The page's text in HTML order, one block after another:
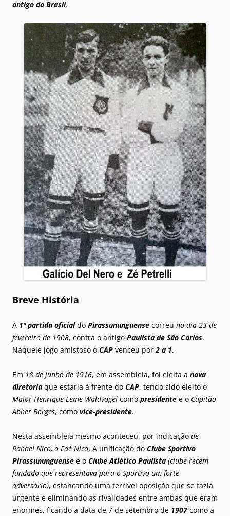
antigo do Brasil.
Breve História
A 1ª partida oficialdo Pirassununguense correu no dia 23 de
fevereiro de 1908, contra o antigo Paulista de São Carlos.
Naquele jogo amistoso o CAP venceu por2 a 1.
Em 18 de junho de 1916, em assembleia, foi eleita a nova
diretoria que estaria à frente do CAP, tendo sido eleito o
Major Henrique Leme Waldvogel como presidente e o Capitão
Abner Borges, como vice-presidente.
Nesta assembleia mesmo aconteceu, por indicação de
Rahael Nico, o Faé Nico, A unificação do Clube Sportivo
Pirassununguense e o Clube Atlético Paulista (clube recém
fundado que representava para o Sportivo um forte
adversário), estancando uma terrível oposição que se fazia
urgente e eliminando as rivalidades entre ambas que eram
enormes, ficando a data de 7 de setembro de 1907como a